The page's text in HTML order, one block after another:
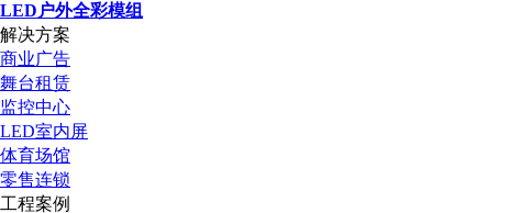
LED户外全彩模组
解决方案
商业广告
舞台租赁
监控中心
LED室内屏
体育场馆
零售连锁
工程案例